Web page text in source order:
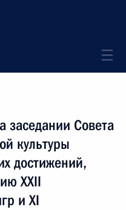
заседании Совета
культуры
достижений,
XXII
и XI